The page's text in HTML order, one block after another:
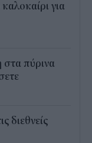
για
πύρινα
διεθνείς